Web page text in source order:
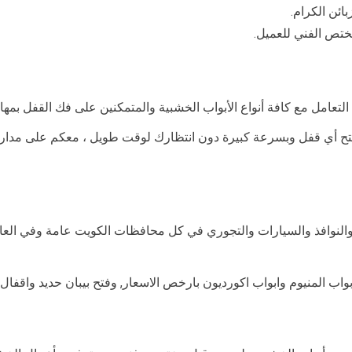
الكرام.
الفني للعميل.
مع كافة أنواع الأبواب الخشبية والمتمكنين على فك القفل
أي قفل وبسرعة كبيرة دون انتظارك لوقت طويل ، معكم على
والنوافذ والسيارات والتجوري في كل محافظات الكويت عامة وفي
وابواب اكورديون بارخص الاسعار, وفتح بيبان حديد واقفال